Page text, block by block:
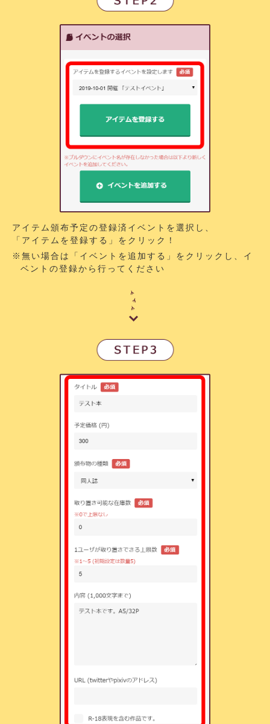
アイテム頒布予定の登録済イベントを選択し、
「アイテムを登録する」をクリック！
※無い場合は「イベントを追加する」をクリックし、イ
ベントの登録から行ってください